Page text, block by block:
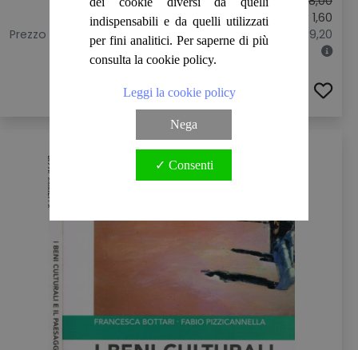
Sconto: € 1,60
Prezzo più basso prima di questa promozione: € 799,20
indispensabili e da quelli utilizzati
per fini analitici. Per saperne di più
consulta la cookie policy.
Leggi la cookie policy
Nega
✓ Consenti